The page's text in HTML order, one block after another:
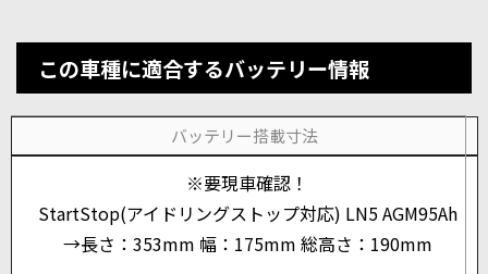
この車種に適合するバッテリー情報
バッテリー搭載寸法
※要現車確認！
StartStop(アイドリングストップ対応) LN5 AGM95Ah
→長さ：353mm 幅：175mm 総高さ：190mm